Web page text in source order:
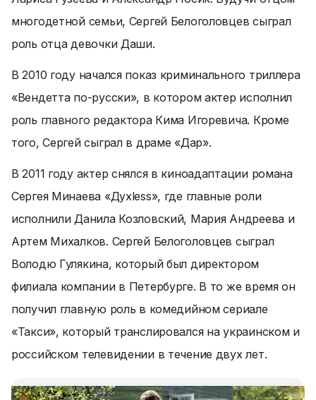
многодетной семьи, Сергей Белоголовцев сыграл
роль отца девочки Даши.
В 2010 году начался показ криминального триллера
«Вендетта по-русски», в котором актер исполнил
роль главного редактора Кима Игоревича. Кроме
того, Сергей сыграл в драме «Дар».
В 2011 году актер снялся в киноадаптации романа
Сергея Минаева «Духless», где главные роли
исполнили Данила Козловский, Мария Андреева и
Артем Михалков. Сергей Белоголовцев сыграл
Володю Гулякина, который был директором
филиала компании в Петербурге. В то же время он
получил главную роль в комедийном сериале
«Такси», который транслировался на украинском и
российском телевидении в течение двух лет.